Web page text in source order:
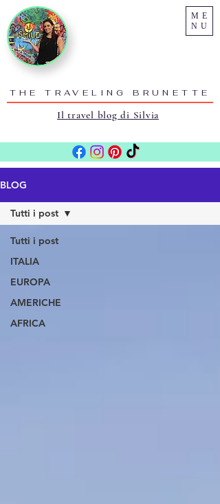
ME
NU
THE TRAVELING BRUNETTE
Il travel blog di Silvia
BLOG
Tutti i post
ITALIA
EUROPA
AMERICHE
AFRICA
Tutti i post